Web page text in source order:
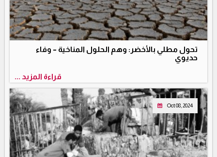
تحول مطلي بالأخضر: وهم الحلول المناخية – وفاء
حديوي
قراءة المزيد ...
Oct 08, 2024